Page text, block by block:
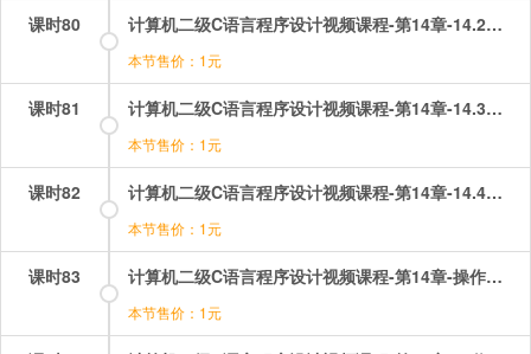
课时80 计算机二级C语言程序设计视频课程-第14章-14.2结构体类型（2）.mp4
本节售价：1元
课时81 计算机二级C语言程序设计视频课程-第14章-14.3共用体.mp4
本节售价：1元
课时82 计算机二级C语言程序设计视频课程-第14章-14.4例题讲解.mp4
本节售价：1元
课时83 计算机二级C语言程序设计视频课程-第14章-操作：结构体选择题讲解.mp4
本节售价：1元